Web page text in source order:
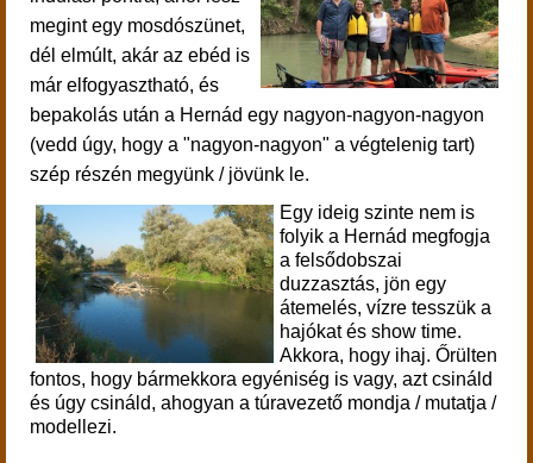
megint egy mosdószünet,
dél elmúlt, akár az ebéd is
már elfogyasztható, és
bepakolás után a Hernád egy nagyon-nagyon-nagyon
(vedd úgy, hogy a "nagyon-nagyon" a végtelenig tart)
szép részén megyünk / jövünk le.
Egy ideig szinte nem is
folyik a Hernád megfogja
a felsődobszai
duzzasztás, jön egy
átemelés, vízre tesszük a
hajókat és show time.
Akkora, hogy ihaj. Őrülten
fontos, hogy bármekkora egyéniség is vagy, azt csináld
és úgy csináld, ahogyan a túravezető mondja / mutatja /
modellezi.